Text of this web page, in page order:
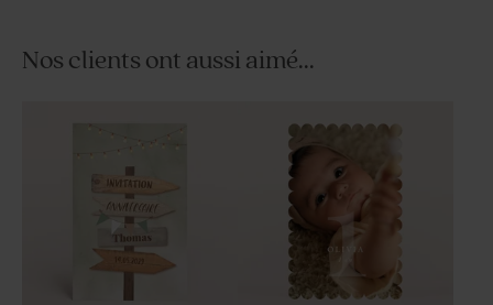
Nos clients ont aussi aimé...